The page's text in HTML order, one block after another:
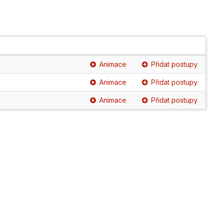
Animace Přidat postupy
Animace Přidat postupy
Animace Přidat postupy